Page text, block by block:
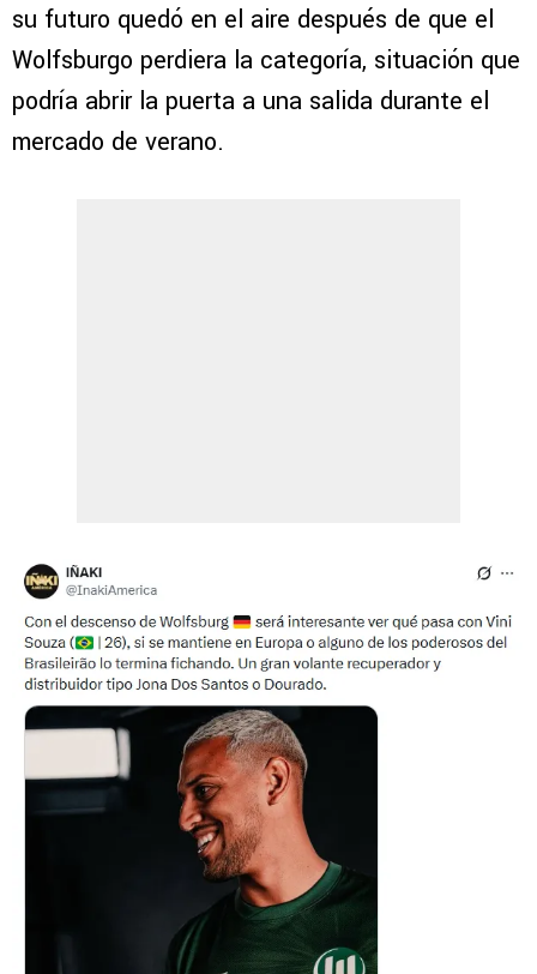
su futuro quedó en el aire después de que el
Wolfsburgo perdiera la categoría, situación que
podría abrir la puerta a una salida durante el
mercado de verano.